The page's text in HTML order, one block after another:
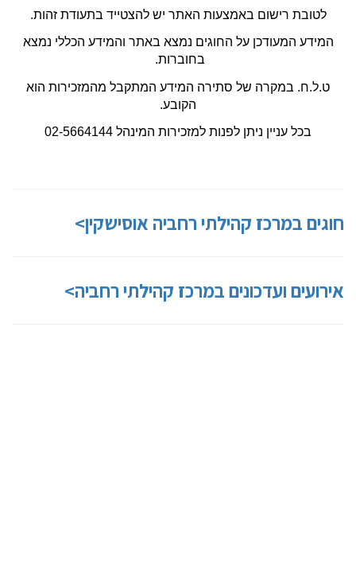
לטובת רישום באמצעות האתר יש להצטייד בתעודת זהות.
המידע המעודכן על החוגים נמצא באתר והמידע הכללי נמצא
בחוברות.
ט.ל.ח. במקרה של סתירה המידע המתקבל מהמזכירות הוא
הקובע.
בכל עניין ניתן לפנות למזכירות המינהל 02-5664144
חוגים במרכז קהילתי רחביה אוסישקין>
אירועים ועדכונים במרכז קהילתי רחביה>